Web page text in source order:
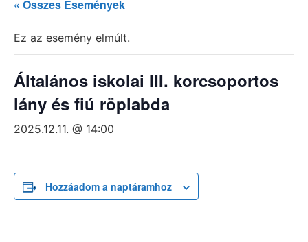
« Összes Események
Ez az esemény elmúlt.
Általános iskolai III. korcsoportos
lány és fiú röplabda
2025.12.11. @ 14:00
Hozzáadom a naptáramhoz